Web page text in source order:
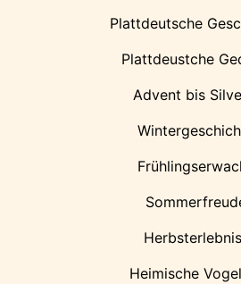
Plattdeutsche
Plattdeustche
Advent bis
Heimische